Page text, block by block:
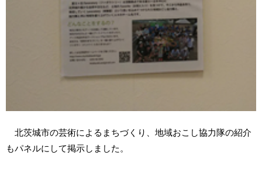
北茨城市の芸術によるまちづくり、地域おこし協力隊の紹介
もパネルにして掲示しました。